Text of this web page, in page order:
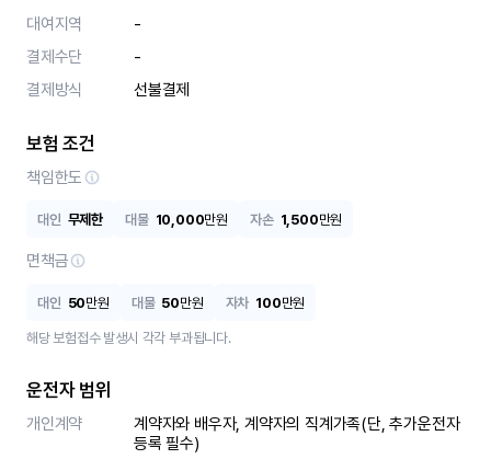
대여지역
-
결제수단
-
결제방식
선불결제
보험 조건
책임한도
대인 무제한 대물 10,000만원 자손 1,500만원
면책금
대인 50만원 대물 50만원 자차 100만원
해당 보험접수 발생시 각각 부과됩니다.
운전자 범위
개인계약
계약자와 배우자, 계약자의 직계가족(단, 추가운전자
등록 필수)